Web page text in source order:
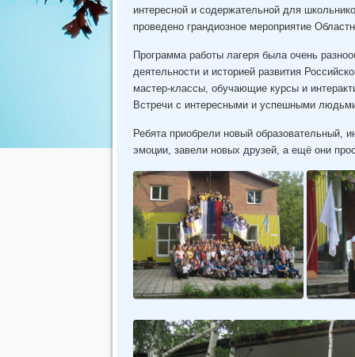
интересной и содержательной для
проведено грандиозное мероприятие
Программа работы лагеря была очень
деятельности и историей развития
мастер-классы, обучающие курсы и
Встречи с интересными и успешными
Ребята приобрели новый образовательный,
эмоции, завели новых друзей, а ещё они